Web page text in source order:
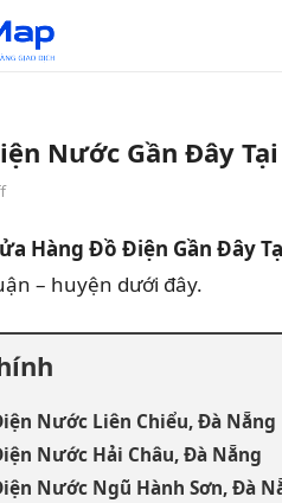
Nước Gần Đây
Hàng Đồ Điện Gần Đây
– huyện dưới đây.
Nước Liên Chiểu, Đà Nẵng
Nước Hải Châu, Đà Nẵng
Nước Ngũ Hành Sơn, Đà